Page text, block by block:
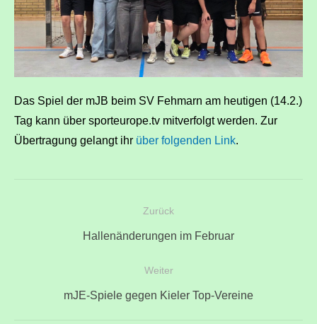
Das Spiel der mJB beim SV Fehmarn am heutigen (14.2.)
Tag kann über sporteurope.tv mitverfolgt werden. Zur
Übertragung gelangt ihr über folgenden Link.
BeitragsnavigationZurück
Vorheriger
Hallenänderungen im Februar
Weiter
Nächster
mJE-Spiele gegen Kieler Top-Vereine